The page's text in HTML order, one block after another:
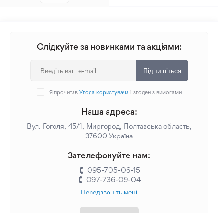
Слідкуйте за новинками та акціями:
Підпишіться
Я прочитав Угода користувача і згоден з вимогами
Наша адреса:
Вул. Гоголя, 45/1, Миргород, Полтавська область,
37600 Україна
Зателефонуйте нам:
095-705-06-15
097-736-09-04
Передзвоніть мені